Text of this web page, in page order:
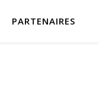
PARTENAIRES